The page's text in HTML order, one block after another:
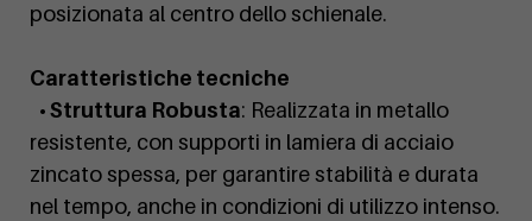
posizionata al centro dello schienale.
Caratteristiche tecniche
• Struttura Robusta: Realizzata in metallo
resistente, con supporti in lamiera di acciaio
zincato spessa, per garantire stabilità e durata
nel tempo, anche in condizioni di utilizzo intenso.